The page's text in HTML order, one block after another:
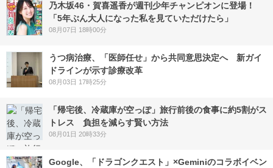
乃木坂46・賀喜遥香が週刊少年チャンピオンに登場！
「5年ぶん大人になった私を見ていただけたら」
08月07日 18時00分
うつ病治療、「医師任せ」から共同意思決定へ 新ガイ
ドラインが示す診療改革
08月03日 17時25分
「帰宅後、冷蔵庫が空っぽ」旅行前後の食事に約5割がス
トレス 負担を減らす賢い方法
08月01日 20時33分
Google、「ドラゴンクエスト」×Geminiのコラボイベン